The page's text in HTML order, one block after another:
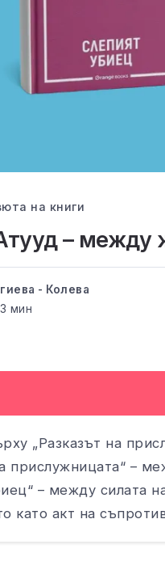
на книги
– между
- Колева
3 мин
„Разказът на
прислужницата“ –
– между силата
като акт на